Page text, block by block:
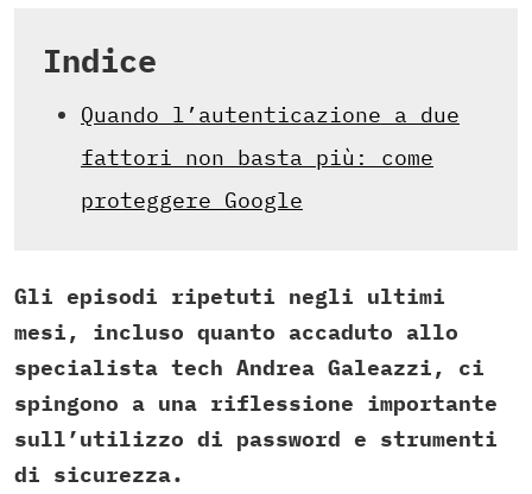
Indice
Quando l’autenticazione a due
fattori non basta più: come
proteggere Google
Gli episodi ripetuti negli ultimi
mesi, incluso quanto accaduto allo
specialista tech Andrea Galeazzi, ci
spingono a una riflessione importante
sull’utilizzo di password e strumenti
di sicurezza.